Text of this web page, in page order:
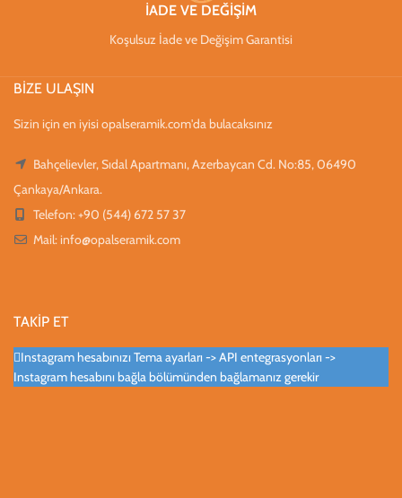
İADE VE DEĞİŞİM
Koşulsuz İade ve Değişim Garantisi
BİZE ULAŞIN
Sizin için en iyisi opalseramik.com'da bulacaksınız
Bahçelievler, Sıdal Apartmanı, Azerbaycan Cd. No:85, 06490
Çankaya/Ankara.
Telefon: +90 (544) 672 57 37
Mail: info@opalseramik.com
TAKİP ET
Instagram hesabınızı Tema ayarları -> API entegrasyonları ->
Instagram hesabını bağla bölümünden bağlamanız gerekir